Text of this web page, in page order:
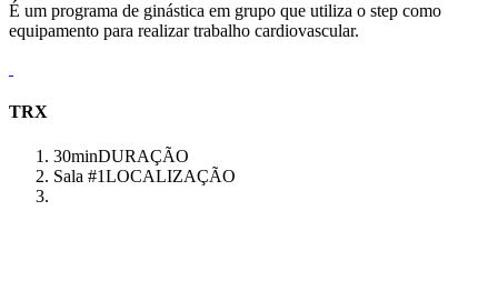
É um programa de ginástica em grupo que utiliza o step como
equipamento para realizar trabalho cardiovascular.
TRX
30minDURAÇÃO
Sala #1LOCALIZAÇÃO